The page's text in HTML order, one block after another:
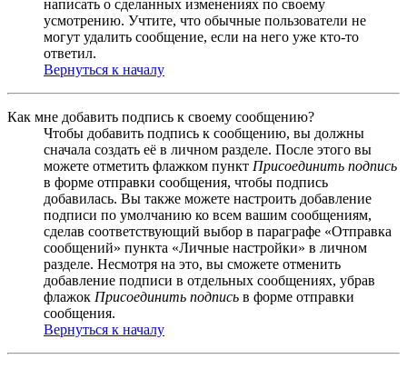
написать о сделанных изменениях по своему
усмотрению. Учтите, что обычные пользователи не
могут удалить сообщение, если на него уже кто-то
ответил.
Вернуться к началу
Как мне добавить подпись к своему сообщению?
Чтобы добавить подпись к сообщению, вы должны
сначала создать её в личном разделе. После этого вы
можете отметить флажком пункт Присоединить подпись
в форме отправки сообщения, чтобы подпись
добавилась. Вы также можете настроить добавление
подписи по умолчанию ко всем вашим сообщениям,
сделав соответствующий выбор в параграфе «Отправка
сообщений» пункта «Личные настройки» в личном
разделе. Несмотря на это, вы сможете отменить
добавление подписи в отдельных сообщениях, убрав
флажок Присоединить подпись в форме отправки
сообщения.
Вернуться к началу